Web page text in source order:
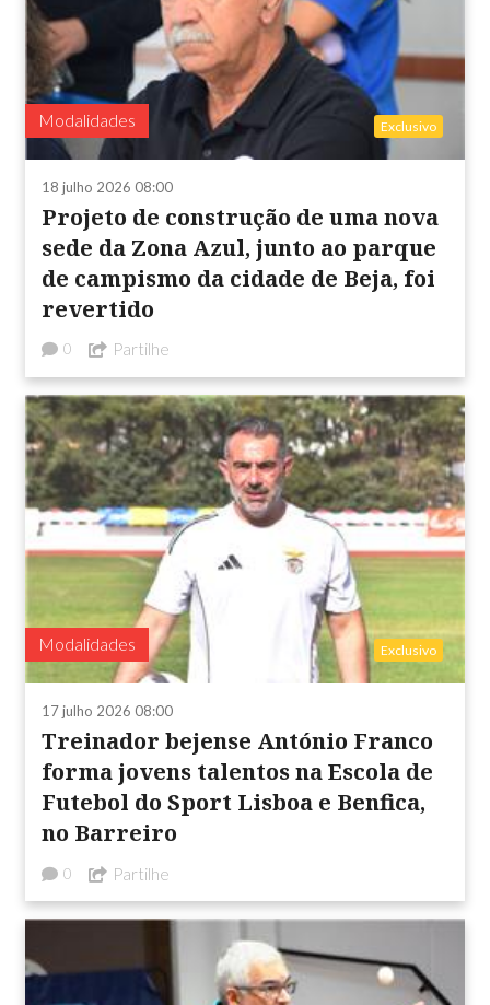
Modalidades Exclusivo
18 julho 2026 08:00
Projeto de construção de uma nova
sede da Zona Azul, junto ao parque
de campismo da cidade de Beja, foi
revertido
0 Partilhe
Modalidades Exclusivo
17 julho 2026 08:00
Treinador bejense António Franco
forma jovens talentos na Escola de
Futebol do Sport Lisboa e Benfica,
no Barreiro
0 Partilhe